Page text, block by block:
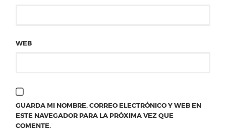
WEB
GUARDA MI NOMBRE, CORREO ELECTRÓNICO Y WEB EN
ESTE NAVEGADOR PARA LA PRÓXIMA VEZ QUE
COMENTE.